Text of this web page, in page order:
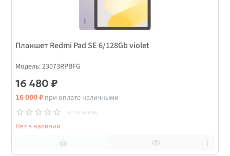
Планшет Redmi Pad SE 6/128Gb violet
Модель: 23073RPBFG
16 480 ₽
16 000 ₽ при оплате наличными
Нет отзывов
Нет в наличии